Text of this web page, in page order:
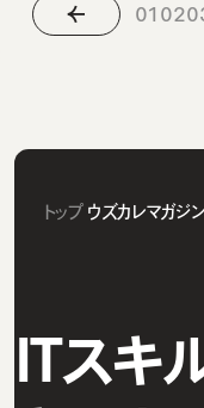
01 02
トップ ウズカレマガジ
ITスキ